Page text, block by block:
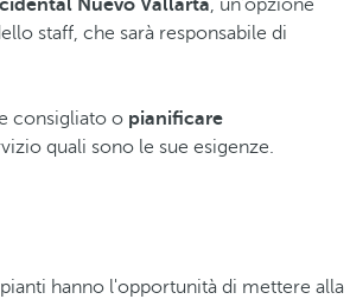
Nuevo Vallarta, un'opzione
staff, che sarà responsabile di
consigliato o pianificare
quali sono le sue esigenze.
hanno l'opportunità di mettere alla